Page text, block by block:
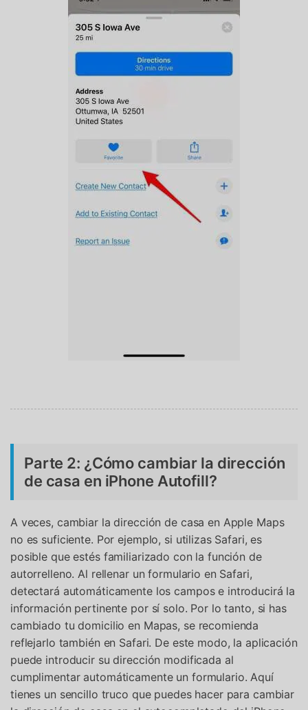
Parte 2: ¿Cómo cambiar la dirección
de casa en iPhone Autofill?
A veces, cambiar la dirección de casa en Apple Maps
no es suficiente. Por ejemplo, si utilizas Safari, es
posible que estés familiarizado con la función de
autorrelleno. Al rellenar un formulario en Safari,
detectará automáticamente los campos e introducirá la
información pertinente por sí solo. Por lo tanto, si has
cambiado tu domicilio en Mapas, se recomienda
reflejarlo también en Safari. De este modo, la aplicación
puede introducir su dirección modificada al
cumplimentar automáticamente un formulario. Aquí
tienes un sencillo truco que puedes hacer para cambiar
Controla tu teléfono con Dr.Fone
+50M usuarios y +17 años de confianza
Desbloquea, repara y protege tu teléfono
Recupera y transfiere datos fácilmente
Tecnología IA: sin conocimientos técnicos
Abrir App Prueba Online